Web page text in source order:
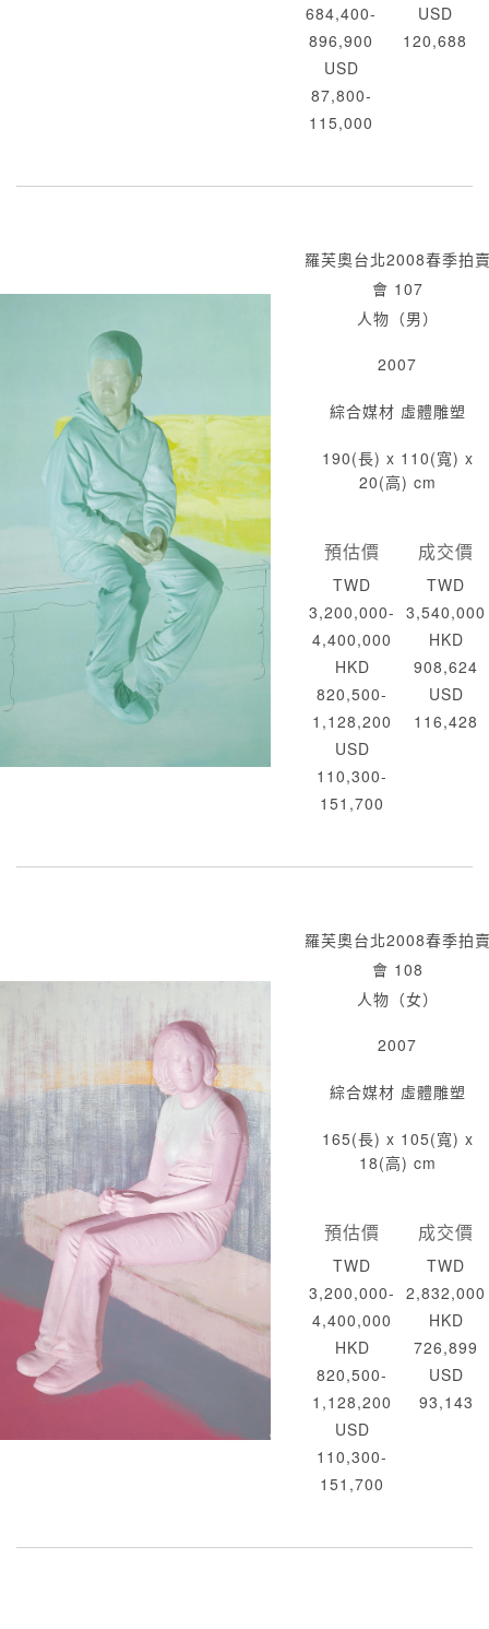
684,400-
896,900
USD
87,800-
115,000
USD
120,688
羅芙奧台北2008春季拍
會 107
人物（男）
2007
綜合媒材 虛體雕塑
190(長) x 110(寬) x
20(高) cm
預估價
TWD
3,200,000-
4,400,000
HKD
820,500-
1,128,200
USD
110,300-
151,700
成交價
TWD
3,540,000
HKD
908,624
USD
116,428
羅芙奧台北2008春季拍
會 108
人物（女）
2007
綜合媒材 虛體雕塑
165(長) x 105(寬) x
18(高) cm
預估價
TWD
3,200,000-
4,400,000
HKD
820,500-
1,128,200
USD
110,300-
151,700
成交價
TWD
2,832,000
HKD
726,899
USD
93,143